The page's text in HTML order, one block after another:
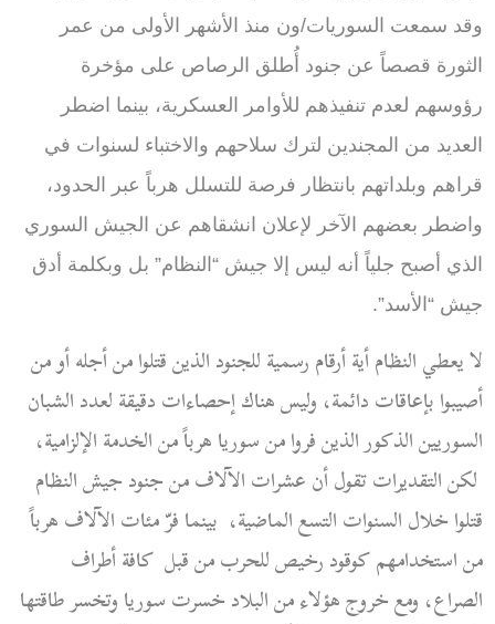
وقد سمعت السوريات/ون منذ الأشهر الأولى من عمر
الثورة قصصاً عن جنود أُطلق الرصاص على مؤخرة
رؤوسهم لعدم تنفيذهم للأوامر العسكرية، بينما اضطر
العديد من المجندين لترك سلاحهم والاختباء لسنوات في
قراهم وبلداتهم بانتظار فرصة للتسلل هرباً عبر الحدود،
واضطر بعضهم الآخر لإعلان انشقاهم عن الجيش السوري
الذي أصبح جلياً أنه ليس إلا جيش “النظام” بل وبكلمة أدق
جيش “الأسد”.
لا يعطي النظام أية أرقام رسمية للجنود الذين قتلوا من أجله أو من
أصيبوا بإعاقات دائمة، وليس هناك إحصاءات دقيقة لعدد الشبان
السوريين الذكور الذين فروا من سوريا هرباً من الخدمة الإلزامية،
لكن التقديرات تقول أن عشرات الآلاف من جنود جيش النظام
قتلوا خلال السنوات التسع الماضية، بينما فرّ مئات الآلاف هرباً
من استخدامهم كوقود رخيص للحرب من قبلكافة أطراف
الصراع، ومع خروج هؤلاء من البلاد خسرت سوريا وتخسر طاقتها